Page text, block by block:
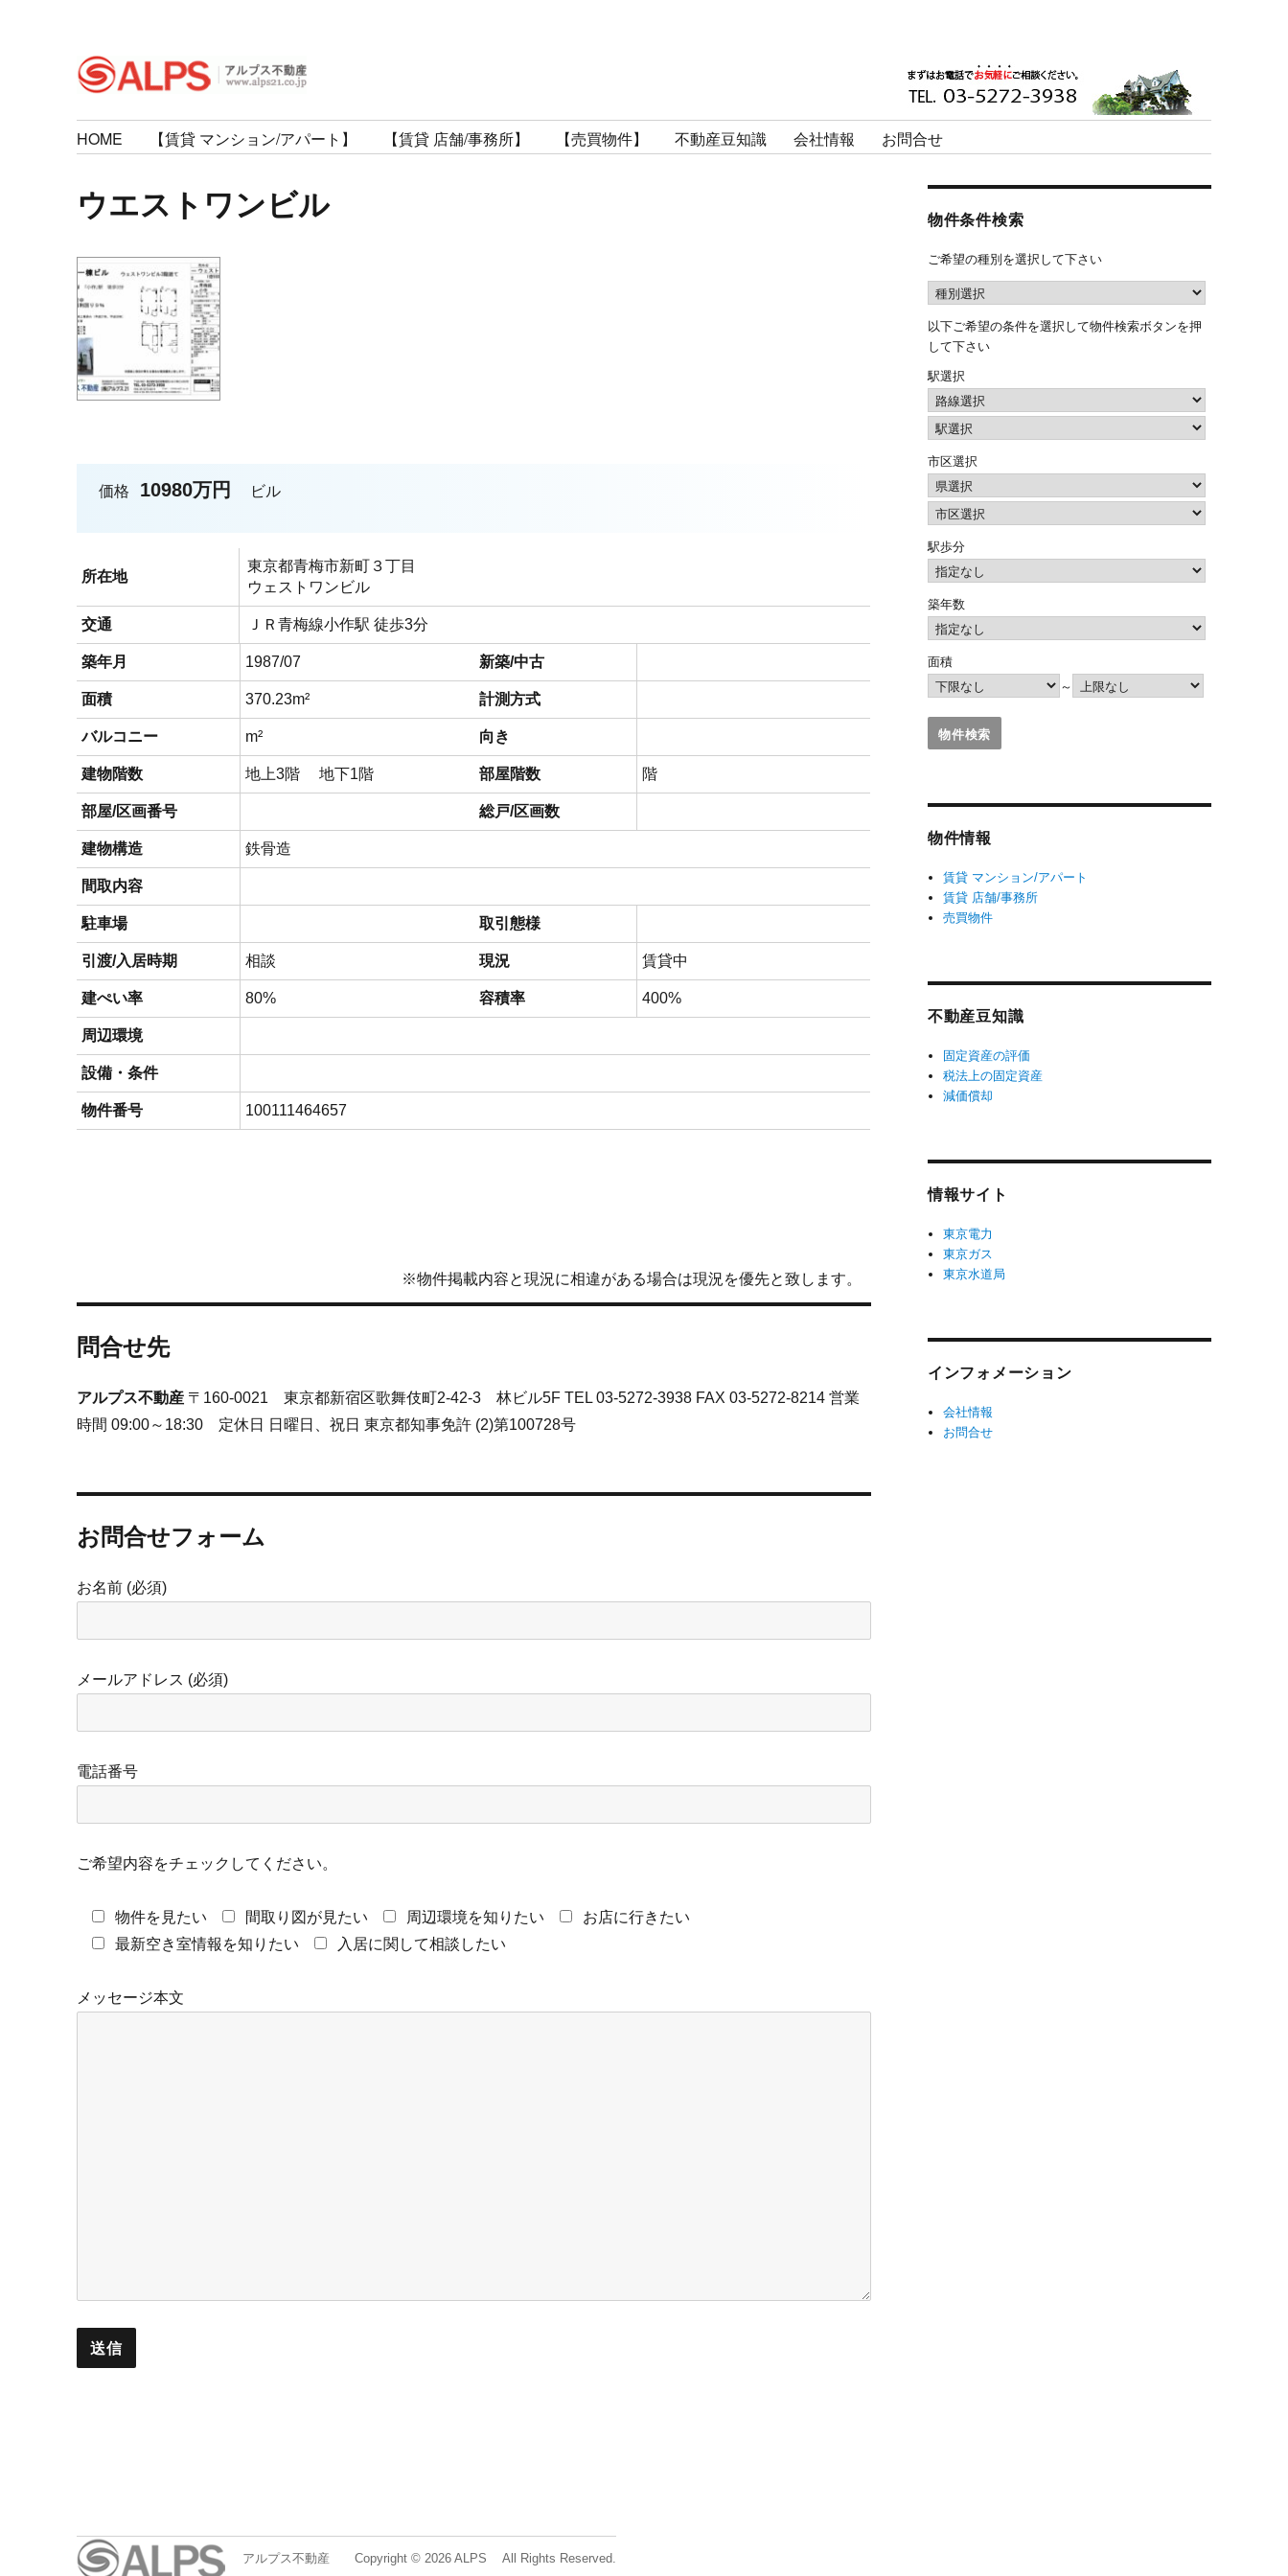
アルプス不動産
HOME 【賃貸 マンション/アパート】 【賃貸 店舗/事務所】 【売買物件】 不動産豆知識 会社情報 お問合せ
ウエストワンビル
価格 10980万円 ビル
所在地
東京都青梅市新町３丁目
ウェストワンビル
交通 ＪＲ青梅線小作駅 徒歩3分
築年月 1987/07 新築/中古
面積 370.23m² 計測方式
バルコニー m² 向き
建物階数 地上3階 地下1階 部屋階数 階
部屋/区画番号 総戸/区画数
建物構造 鉄骨造
間取内容
駐車場 取引態様
引渡/入居時期 相談 現況 賃貸中
建ぺい率 80% 容積率 400%
周辺環境
設備・条件
物件番号 100111464657
※物件掲載内容と現況に相違がある場合は現況を優先と致します。
問合せ先
アルプス不動産 〒160-0021 東京都新宿区歌舞伎町2-42-3 林ビル5F TEL 03-5272-3938 FAX 03-5272-8214 営業
時間 09:00～18:30 定休日 日曜日、祝日 東京都知事免許 (2)第100728号
お問合せフォーム
お名前 (必須)
メールアドレス (必須)
電話番号
ご希望内容をチェックしてください。
物件を見たい 間取り図が見たい 周辺環境を知りたい
お店に行きたい
最新空き室情報を知りたい
入居に関して相談したい
メッセージ本文
物件条件検索
ご希望の種別を選択して下さい
以下ご希望の条件を選択して物件検索ボタンを押
して下さい
駅選択
市区選択
駅歩分
築年数
面積
～
物件情報
賃貸 マンション/アパート
賃貸 店舗/事務所
売買物件
不動産豆知識
固定資産の評価
税法上の固定資産
減価償却
情報サイト
東京電力
東京ガス
東京水道局
インフォメーション
会社情報
お問合せ
アルプス不動産 Copyright ©2026 ALPS All Rights Reserved.